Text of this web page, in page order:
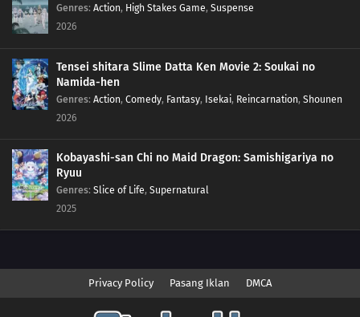
Genres: Action, High Stakes Game, Suspense
2026
Tensei shitara Slime Datta Ken Movie 2: Soukai no
Namida-hen
Genres: Action, Comedy, Fantasy, Isekai, Reincarnation, Shounen
2026
Kobayashi-san Chi no Maid Dragon: Samishigariya no
Ryuu
Genres: Slice of Life, Supernatural
2025
Privacy Policy Pasang Iklan DMCA